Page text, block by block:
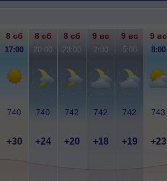
8 сб 8 сб 8 сб 9 вс 9 вс 9 вс
17:00 20:00 23:00 2:00 5:00 8:00
740 740 742 742 742 743
+30 +24 +20 +18 +19 +23